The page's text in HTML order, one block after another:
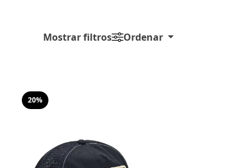
Mostrar filtros Ordenar
20%